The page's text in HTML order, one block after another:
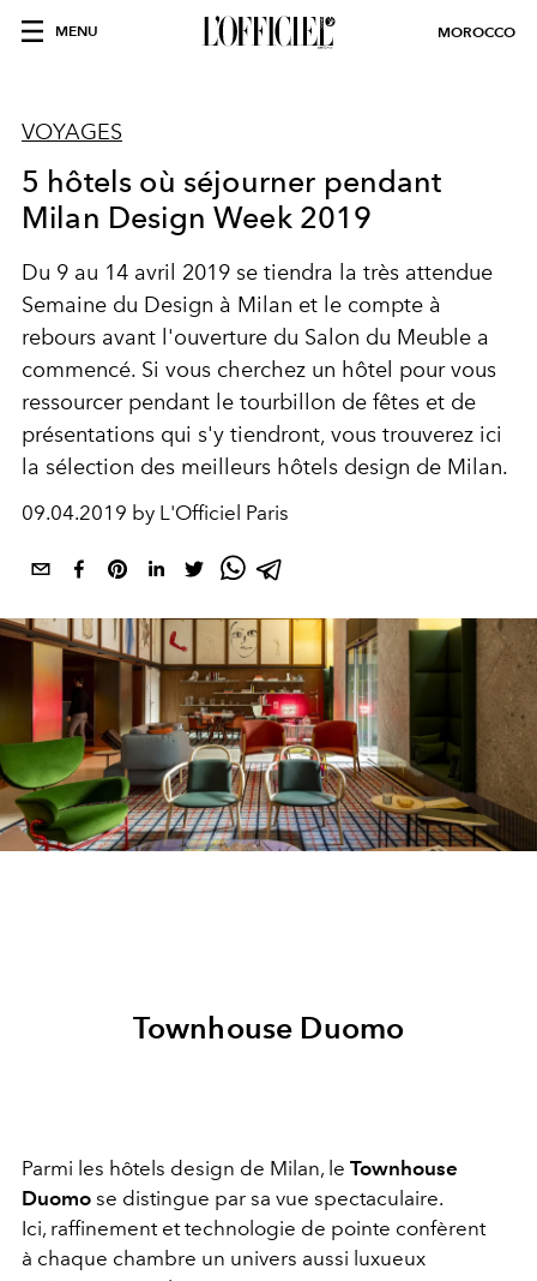
MENU MOROCCO
VOYAGES
5 hôtels où séjourner pendant
Milan Design Week 2019
Du 9 au 14 avril 2019 se tiendra la très attendue
Semaine du Design à Milan et le compte à
rebours avant l'ouverture du Salon du Meuble a
commencé. Si vous cherchez un hôtel pour vous
ressourcer pendant le tourbillon de fêtes et de
présentations qui s'y tiendront, vous trouverez ici
la sélection des meilleurs hôtels design de Milan.
09.04.2019 by L'Officiel Paris
Townhouse Duomo
Parmi les hôtels design de Milan, le Townhouse
Duomo se distingue par sa vue spectaculaire.
Ici, raffinement et technologie de pointe confèrent
à chaque chambre un univers aussi luxueux